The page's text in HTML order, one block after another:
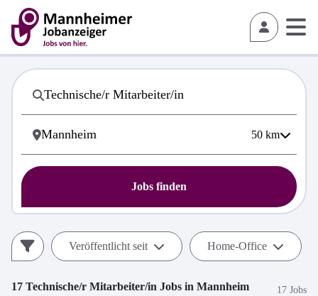
50 km
Jobs finden
Veröffentlicht seit Home-Office
17 Technische/r Mitarbeiter/in Jobs in Mannheim 17 Jobs